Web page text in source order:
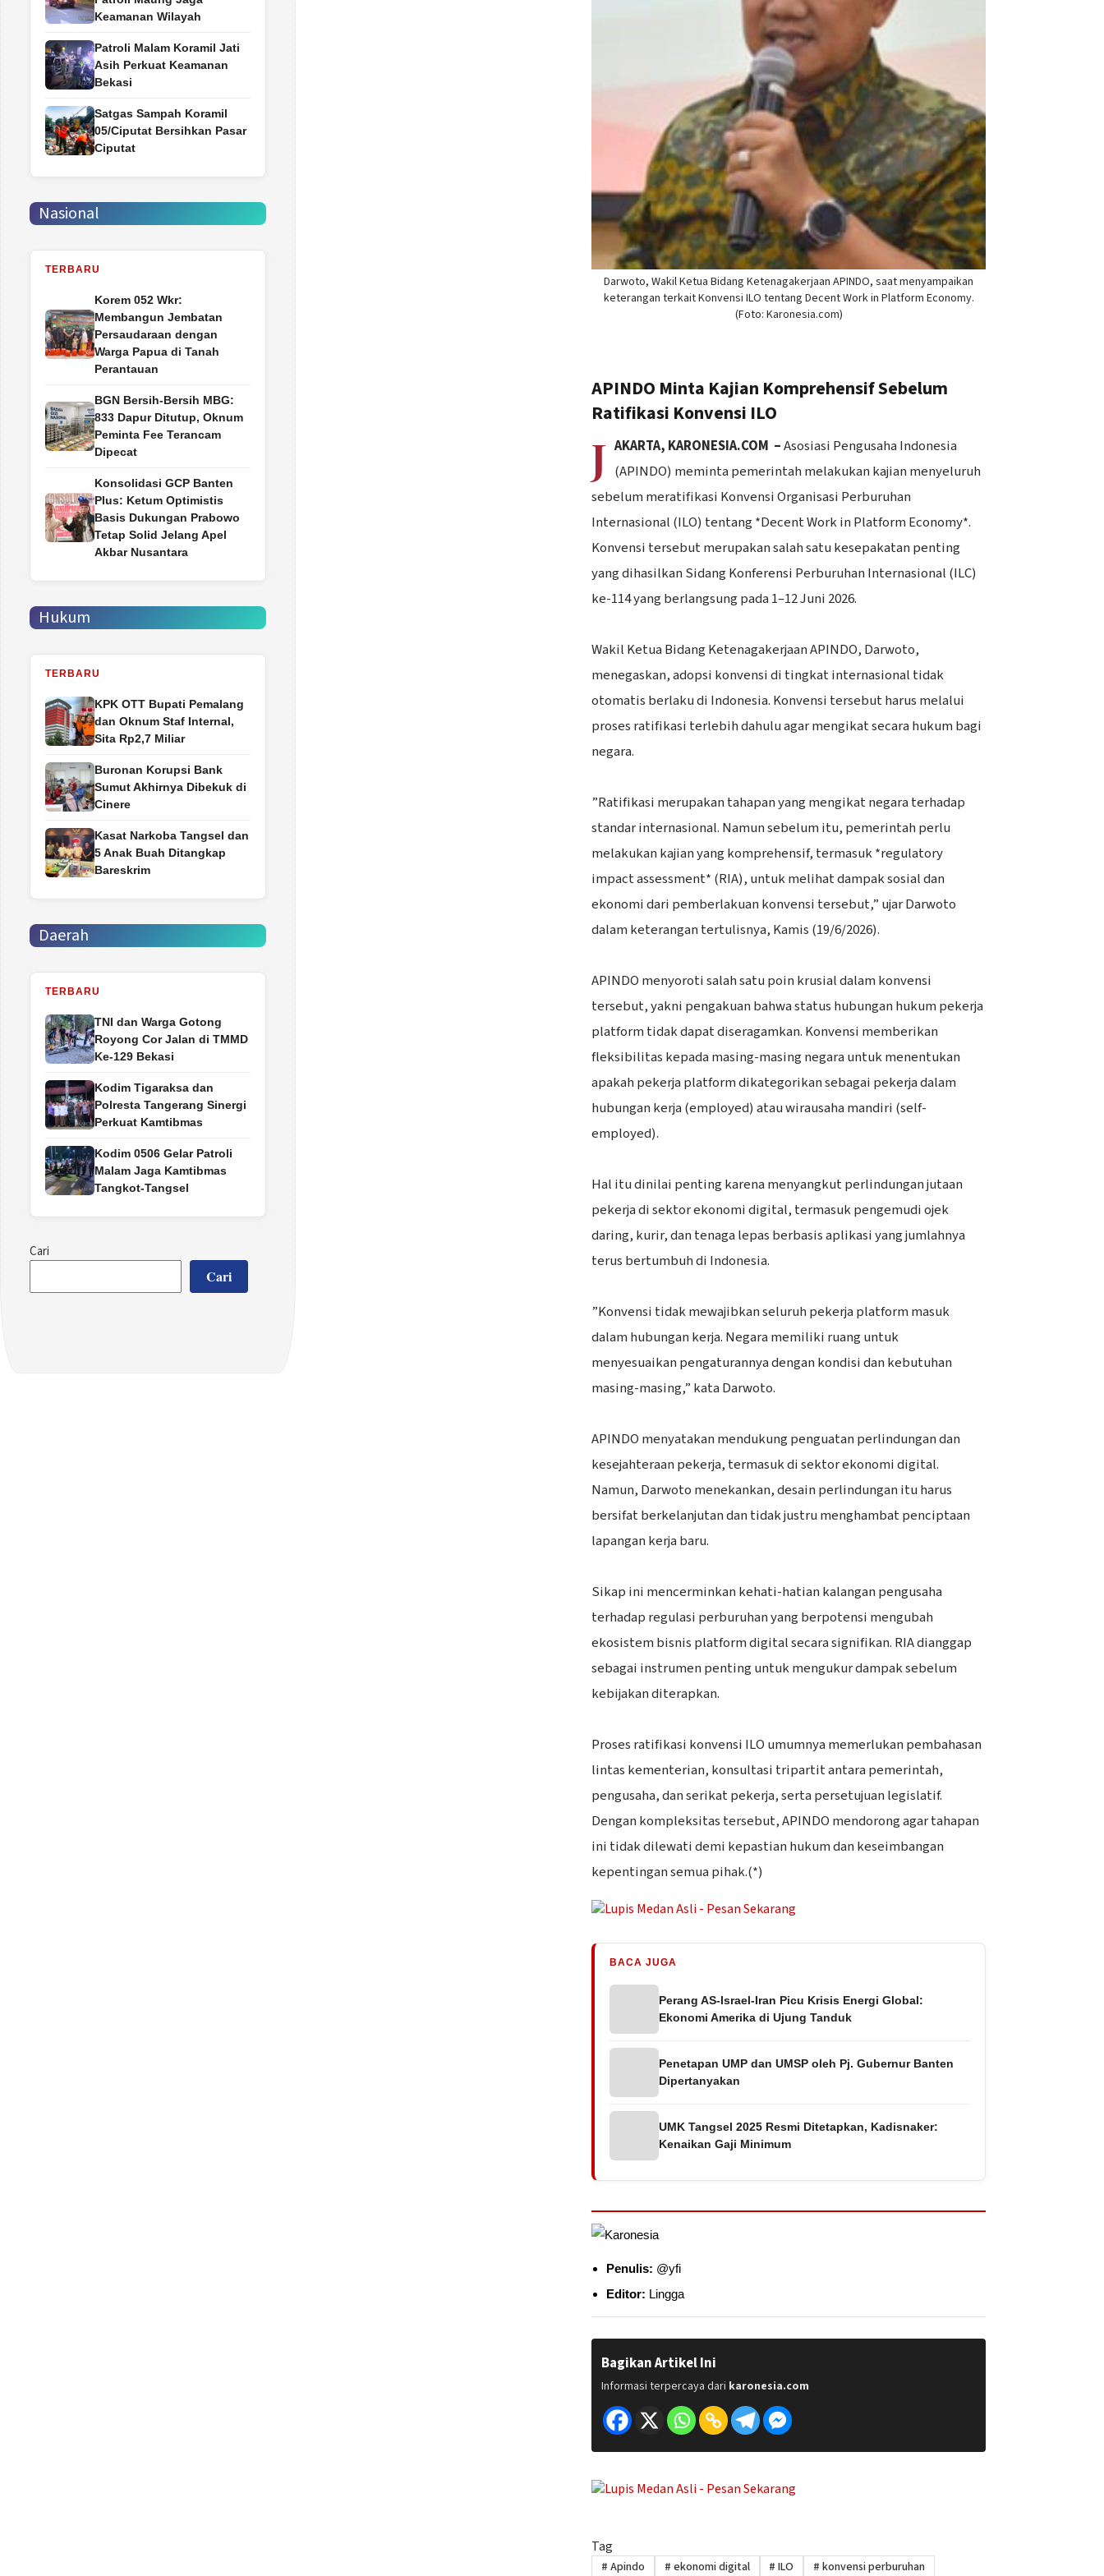
Darwoto, Wakil Ketua Bidang Ketenagakerjaan APINDO, saat menyampaikan
keterangan terkait Konvensi ILO tentang Decent Work in Platform Economy.
(Foto: Karonesia.com)
APINDO Minta Kajian Komprehensif Sebelum
Ratifikasi Konvensi ILO
J AKARTA, KARONESIA.COM –Asosiasi Pengusaha Indonesia
(APINDO) meminta pemerintah melakukan kajian menyeluruh
sebelum meratifikasi Konvensi Organisasi Perburuhan
Internasional (ILO) tentang *Decent Work in Platform Economy*.
Konvensi tersebut merupakan salah satu kesepakatan penting
yang dihasilkan Sidang Konferensi Perburuhan Internasional (ILC)
ke-114 yang berlangsung pada 1–12 Juni 2026.
‎Wakil Ketua Bidang Ketenagakerjaan APINDO, Darwoto,
menegaskan, adopsi konvensi di tingkat internasional tidak
otomatis berlaku di Indonesia. Konvensi tersebut harus melalui
proses ratifikasi terlebih dahulu agar mengikat secara hukum bagi
negara.
‎”Ratifikasi merupakan tahapan yang mengikat negara terhadap
standar internasional. Namun sebelum itu, pemerintah perlu
melakukan kajian yang komprehensif, termasuk *regulatory
impact assessment* (RIA), untuk melihat dampak sosial dan
ekonomi dari pemberlakuan konvensi tersebut,” ujar Darwoto
dalam keterangan tertulisnya, Kamis (19/6/2026).
‎APINDO menyoroti salah satu poin krusial dalam konvensi
tersebut, yakni pengakuan bahwa status hubungan hukum pekerja
platform tidak dapat diseragamkan. Konvensi memberikan
fleksibilitas kepada masing-masing negara untuk menentukan
apakah pekerja platform dikategorikan sebagai pekerja dalam
hubungan kerja (employed) atau wirausaha mandiri (self-
employed).
‎Hal itu dinilai penting karena menyangkut perlindungan jutaan
pekerja di sektor ekonomi digital, termasuk pengemudi ojek
daring, kurir, dan tenaga lepas berbasis aplikasi yang jumlahnya
terus bertumbuh di Indonesia.
‎”Konvensi tidak mewajibkan seluruh pekerja platform masuk
dalam hubungan kerja. Negara memiliki ruang untuk
menyesuaikan pengaturannya dengan kondisi dan kebutuhan
masing-masing,” kata Darwoto.
‎APINDO menyatakan mendukung penguatan perlindungan dan
kesejahteraan pekerja, termasuk di sektor ekonomi digital.
Namun, Darwoto menekankan, desain perlindungan itu harus
bersifat berkelanjutan dan tidak justru menghambat penciptaan
lapangan kerja baru.
‎Sikap ini mencerminkan kehati-hatian kalangan pengusaha
terhadap regulasi perburuhan yang berpotensi mengubah
ekosistem bisnis platform digital secara signifikan. RIA dianggap
sebagai instrumen penting untuk mengukur dampak sebelum
kebijakan diterapkan.
‎Proses ratifikasi konvensi ILO umumnya memerlukan pembahasan
lintas kementerian, konsultasi tripartit antara pemerintah,
pengusaha, dan serikat pekerja, serta persetujuan legislatif.
Dengan kompleksitas tersebut, APINDO mendorong agar tahapan
ini tidak dilewati demi kepastian hukum dan keseimbangan
kepentingan semua pihak.(*)
BACA JUGA
Perang AS-Israel-Iran Picu Krisis Energi Global:
Ekonomi Amerika di Ujung Tanduk
Penetapan UMP dan UMSP oleh Pj. Gubernur Banten
Dipertanyakan
UMK Tangsel 2025 Resmi Ditetapkan, Kadisnaker:
Kenaikan Gaji Minimum
Penulis: @yfi
Editor: Lingga
Bagikan Artikel Ini
Informasi terpercaya dari karonesia.com
Tag
# Apindo # ekonomi digital # ILO # konvensi perburuhan
Keamanan Wilayah
Patroli Malam Koramil Jati
Asih Perkuat Keamanan
Bekasi
Satgas Sampah Koramil
05/Ciputat Bersihkan Pasar
Ciputat
Nasional
TERBARU
Korem 052 Wkr:
Membangun Jembatan
Persaudaraan dengan
Warga Papua di Tanah
Perantauan
BGN Bersih-Bersih MBG:
833 Dapur Ditutup, Oknum
Peminta Fee Terancam
Dipecat
Konsolidasi GCP Banten
Plus: Ketum Optimistis
Basis Dukungan Prabowo
Tetap Solid Jelang Apel
Akbar Nusantara
Hukum
TERBARU
‎KPK OTT Bupati Pemalang
dan Oknum Staf Internal,
Sita Rp2,7 Miliar
Buronan Korupsi Bank
Sumut Akhirnya Dibekuk di
Cinere
Kasat Narkoba Tangsel dan
5 Anak Buah Ditangkap
Bareskrim
Daerah
TERBARU
TNI dan Warga Gotong
Royong Cor Jalan di TMMD
Ke-129 Bekasi
Kodim Tigaraksa dan
Polresta Tangerang Sinergi
Perkuat Kamtibmas
Kodim 0506 Gelar Patroli
Malam Jaga Kamtibmas
Tangkot-Tangsel
Cari
Cari